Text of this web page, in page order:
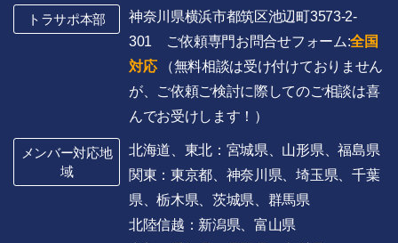
トラサポ本部
神奈川県横浜市都筑区池辺町3573-2-
301 ご依頼専門お問合せフォーム:全国
対応（無料相談は受け付けておりません
が、ご依頼ご検討に際してのご相談は喜
んでお受けします！）
メンバー対応地
域
北海道、東北：宮城県、山形県、福島県
関東：東京都、神奈川県、埼玉県、千葉
県、栃木県、茨城県、群馬県
北陸信越：新潟県、富山県